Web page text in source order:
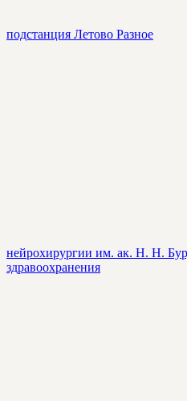
подстанция Летово Разное
нейрохирургии им. ак. Н. Н.
здравоохранения